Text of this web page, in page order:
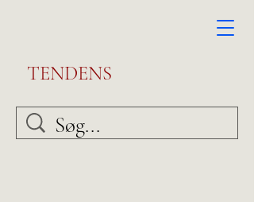
TENDENS